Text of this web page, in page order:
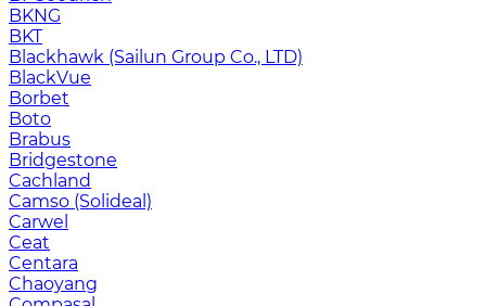
BKNG
BKT
Blackhawk (Sailun Group Co., LTD)
BlackVue
Borbet
Boto
Brabus
Bridgestone
Cachland
Camso (Solideal)
Carwel
Ceat
Centara
Chaoyang